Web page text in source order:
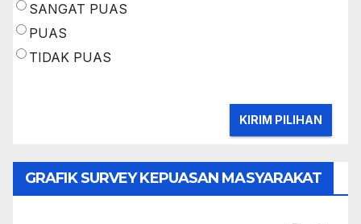
SANGAT PUAS
PUAS
TIDAK PUAS
GRAFIK SURVEY KEPUASAN MASYARAKAT